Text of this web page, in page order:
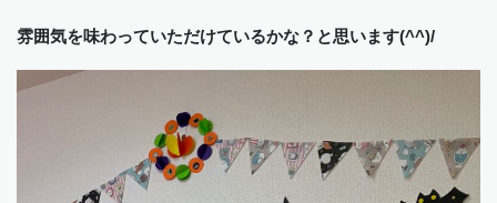
雰囲気を味わっていただけているかな？と思います(^^)/